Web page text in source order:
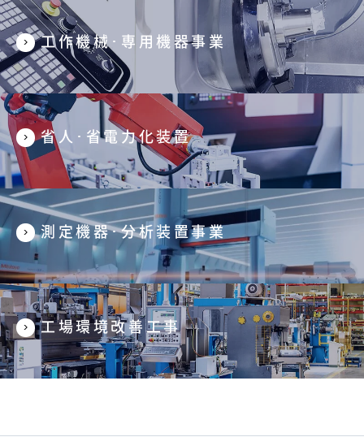
工作機械･専用機器事業
省人･省電力化装置
測定機器･分析装置事業
工場環境改善工事